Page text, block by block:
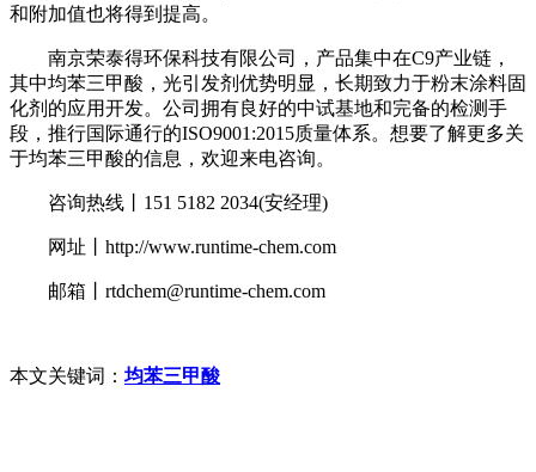
和附加值也将得到提高。
南京荣泰得环保科技有限公司，产品集中在C9产业链，
其中均苯三甲酸，光引发剂优势明显，长期致力于粉末涂料固
化剂的应用开发。公司拥有良好的中试基地和完备的检测手
段，推行国际通行的ISO9001:2015质量体系。想要了解更多关
于均苯三甲酸的信息，欢迎来电咨询。
咨询热线丨151 5182 2034(安经理)
网址丨http://www.runtime-chem.com
邮箱丨rtdchem@runtime-chem.com
本文关键词： 均苯三甲酸